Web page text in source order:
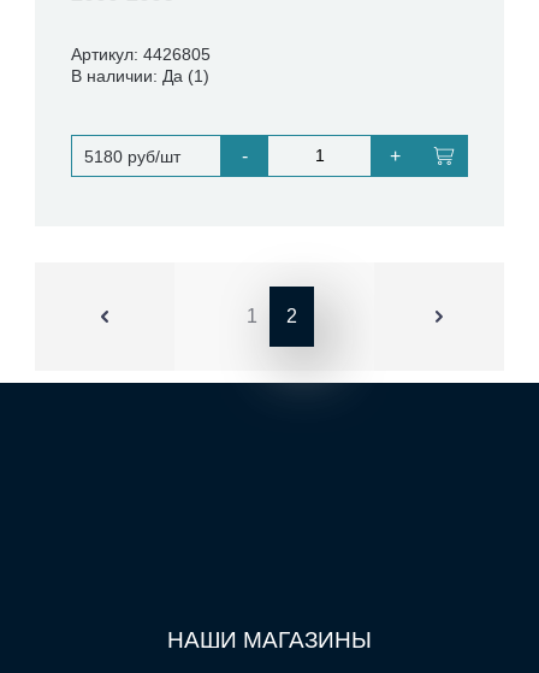
Артикул: 4426805
В наличии: Да (1)
5180 руб/шт - +
1 2
НАШИ МАГАЗИНЫ